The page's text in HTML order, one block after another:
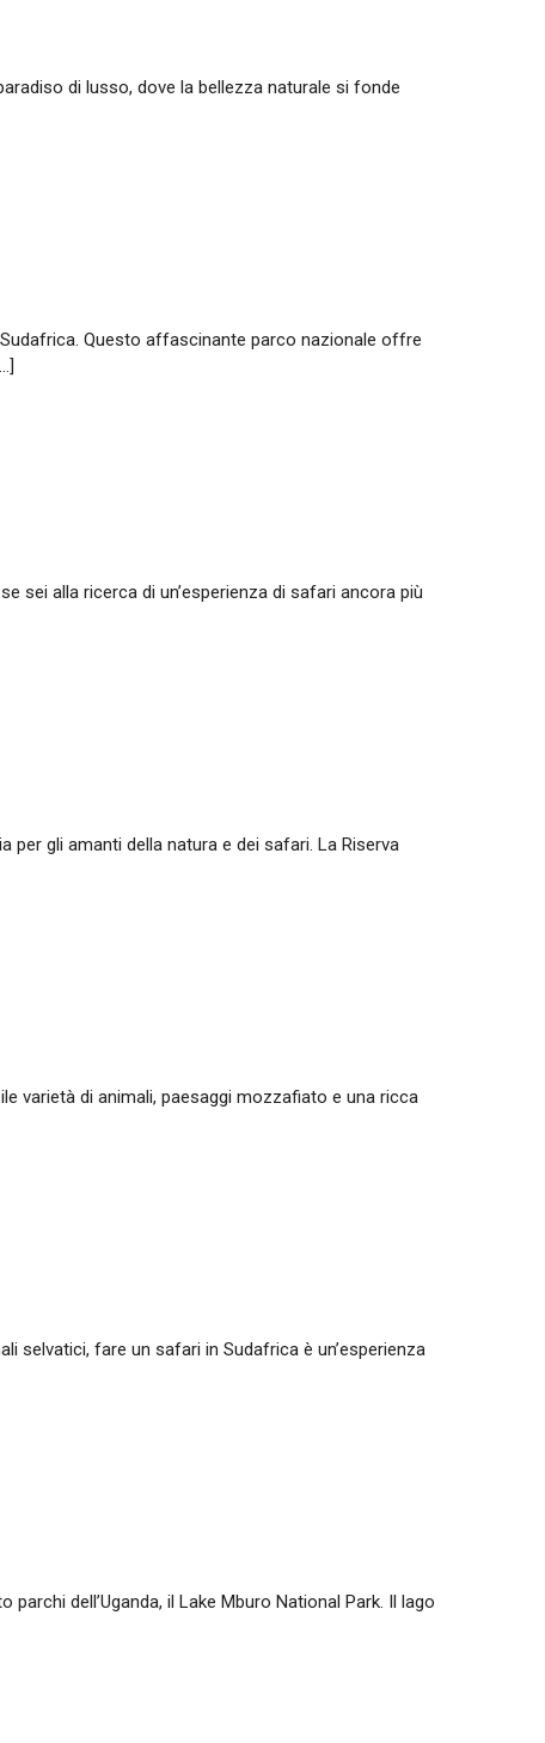
di lusso, dove la bellezza naturale si fonde
Questo affascinante parco nazionale offre
sei alla ricerca di un’esperienza di safari ancora più
per gli amanti della natura e dei safari. La Riserva
varietà di animali, paesaggi mozzafiato e una ricca
selvatici, fare un safari in Sudafrica è un’esperienza
dell’Uganda, il Lake Mburo National Park. Il lago